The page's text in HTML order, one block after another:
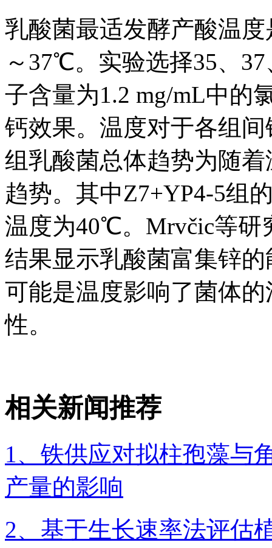
乳酸菌最适发酵产酸温
～37℃。实验选择35、
子含量为1.2 mg/mL中的
钙效果。温度对于各组
组乳酸菌总体趋势为随
趋势。其中Z7+YP4-5组
温度为40℃。Mrvčic等研
结果显示乳酸菌富集锌
可能是温度影响了菌体
性。
相关新闻推荐
1、铁供应对拟柱孢藻与
产量的影响
2、基于生长速率法评估